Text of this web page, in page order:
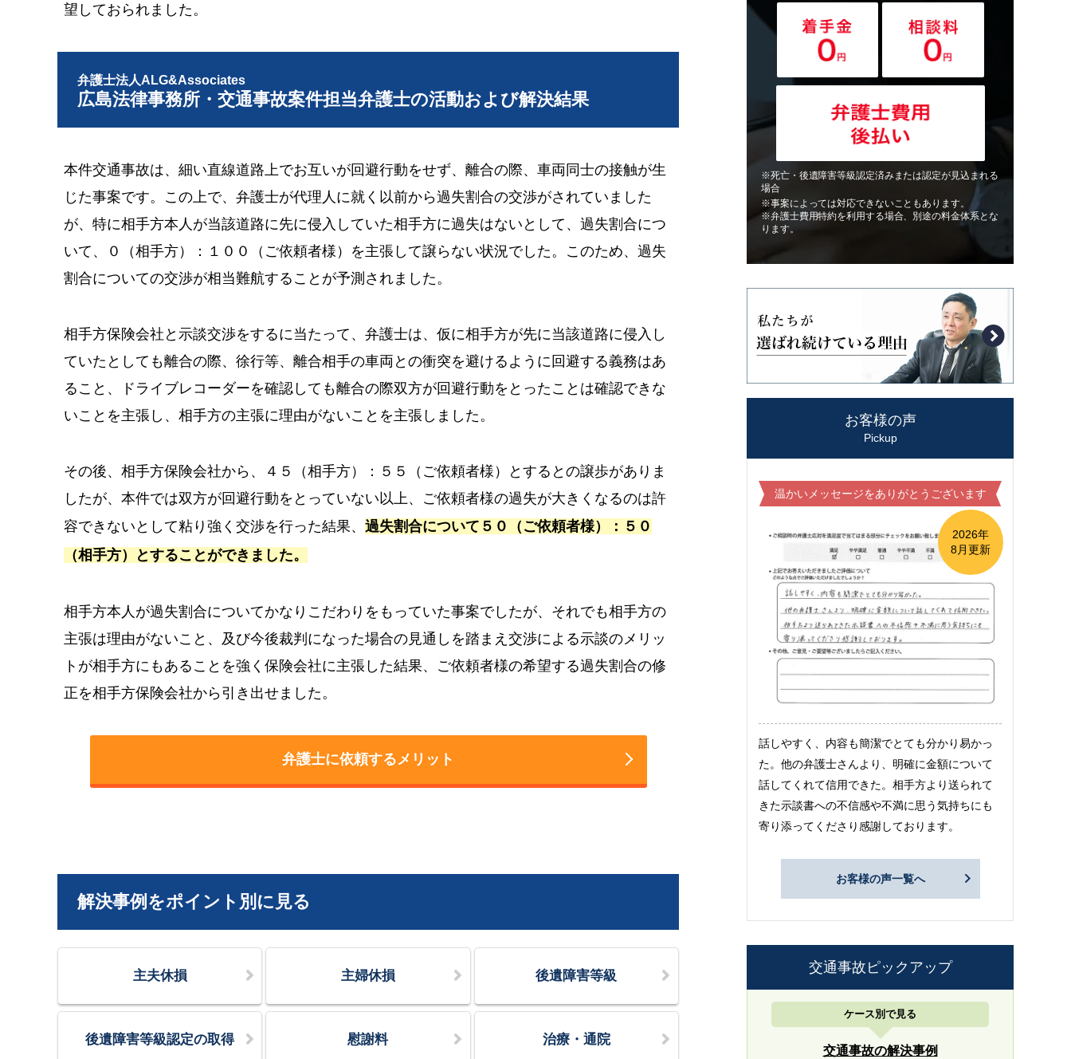
望しておられました。
弁護士法人ALG&Associates
広島法律事務所・交通事故案件担当弁護士の活動および解決結果
本件交通事故は、細い直線道路上でお互いが回避行動をせず、離合の際、車両同士の接触が生
じた事案です。この上で、弁護士が代理人に就く以前から過失割合の交渉がされていました
が、特に相手方本人が当該道路に先に侵入していた相手方に過失はないとして、過失割合につ
いて、０（相手方）：１００（ご依頼者様）を主張して譲らない状況でした。このため、過失
割合についての交渉が相当難航することが予測されました。
相手方保険会社と示談交渉をするに当たって、弁護士は、仮に相手方が先に当該道路に侵入し
ていたとしても離合の際、徐行等、離合相手の車両との衝突を避けるように回避する義務はあ
ること、ドライブレコーダーを確認しても離合の際双方が回避行動をとったことは確認できな
いことを主張し、相手方の主張に理由がないことを主張しました。
その後、相手方保険会社から、４５（相手方）：５５（ご依頼者様）とするとの譲歩がありま
したが、本件では双方が回避行動をとっていない以上、ご依頼者様の過失が大きくなるのは許
容できないとして粘り強く交渉を行った結果、 過失割合について５０（ご依頼者様）：５０
（相手方）とすることができました。
相手方本人が過失割合についてかなりこだわりをもっていた事案でしたが、それでも相手方の
主張は理由がないこと、及び今後裁判になった場合の見通しを踏まえ交渉による示談のメリッ
トが相手方にもあることを強く保険会社に主張した結果、ご依頼者様の希望する過失割合の修
正を相手方保険会社から引き出せました。
弁護士に依頼するメリット
解決事例をポイント別に見る
主夫休損 主婦休損 後遺障害等級
後遺障害等級認定の取得 慰謝料 治療・通院
※死亡・後遺障害等級認定済みまたは認定が見込まれる
場合
※事案によっては対応できないこともあります。
※弁護士費用特約を利用する場合、別途の料金体系とな
ります。
お客様の声
Pickup
温かいメッセージをありがとうございます
2026年
8月更新
話しやすく、内容も簡潔でとても分かり易かっ
た。他の弁護士さんより、明確に金額について
話してくれて信用できた。相手方より送られて
きた示談書への不信感や不満に思う気持ちにも
寄り添ってくださり感謝しております。
お客様の声一覧へ
交通事故ピックアップ
ケース別で見る
交通事故の解決事例